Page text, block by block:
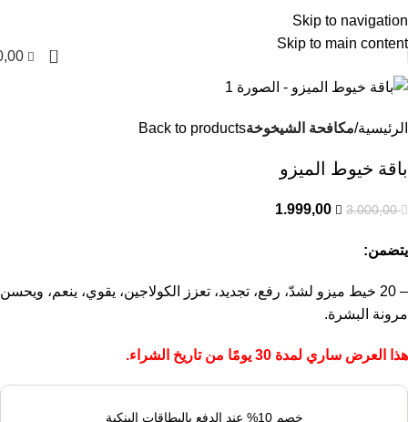
Skip to navigation
Skip to main content
العربية
0
-33%
الرئيسية مكافحة الشيخوخةBack to products
باقة خيوط الميزو
3.000,00
1.999,00
يتضمن:
– 20 خيط ميزو لشدّ، رفع، تجديد، تعزز الكولاجين، يقوي، ينعم، ويحسن
مرونة البشرة.
هذا العرض ساري لمدة 30 يومًا من تاريخ الشراء.
خصم 10% عند الدفع بالبطاقات البنكية